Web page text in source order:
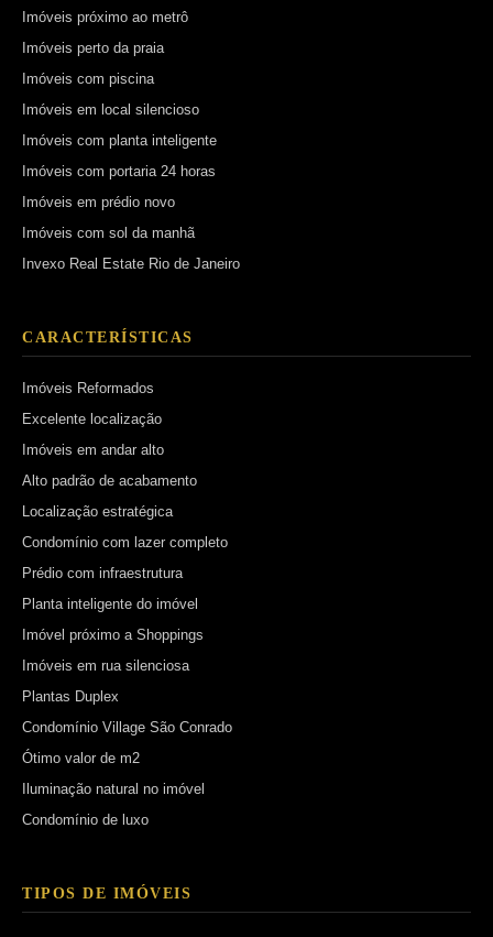
Imóveis próximo ao metrô
Imóveis perto da praia
Imóveis com piscina
Imóveis em local silencioso
Imóveis com planta inteligente
Imóveis com portaria 24 horas
Imóveis em prédio novo
Imóveis com sol da manhã
Invexo Real Estate Rio de Janeiro
CARACTERÍSTICAS
Imóveis Reformados
Excelente localização
Imóveis em andar alto
Alto padrão de acabamento
Localização estratégica
Condomínio com lazer completo
Prédio com infraestrutura
Planta inteligente do imóvel
Imóvel próximo a Shoppings
Imóveis em rua silenciosa
Plantas Duplex
Condomínio Village São Conrado
Ótimo valor de m2
Iluminação natural no imóvel
Condomínio de luxo
TIPOS DE IMÓVEIS